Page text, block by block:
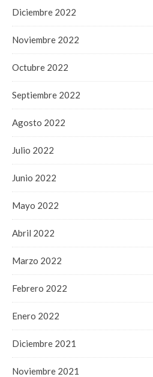
Diciembre 2022
Noviembre 2022
Octubre 2022
Septiembre 2022
Agosto 2022
Julio 2022
Junio 2022
Mayo 2022
Abril 2022
Marzo 2022
Febrero 2022
Enero 2022
Diciembre 2021
Noviembre 2021